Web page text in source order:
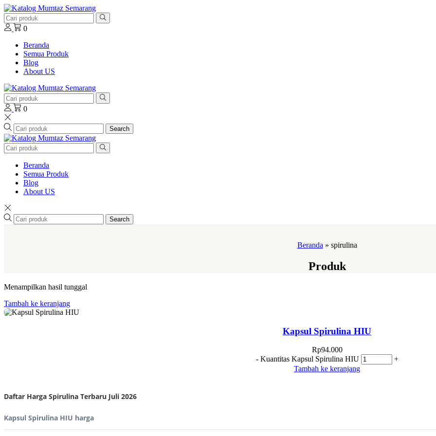
0
Beranda
Semua Produk
Blog
About US
0
Search
Beranda
Semua Produk
Blog
About US
Search
Beranda » spirulina
Produk
Menampilkan hasil tunggal
Tambah ke keranjang
Kapsul Spirulina HIU
Rp94.000
- Kuantitas Kapsul Spirulina HIU
+
Tambah ke keranjang
Daftar Harga Spirulina Terbaru Juli 2026
Kapsul Spirulina HIU harga